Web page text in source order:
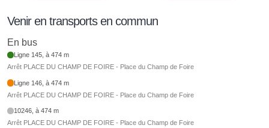
Venir en transports en commun
En bus
Ligne 145, à 474 m
Arrêt PLACE DU CHAMP DE FOIRE - Place du Champ de Foire
Ligne 146, à 474 m
Arrêt PLACE DU CHAMP DE FOIRE - Place du Champ de Foire
10246, à 474 m
Arrêt PLACE DU CHAMP DE FOIRE - Place du Champ de Foire